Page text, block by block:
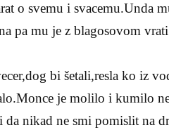
o svemu i svacemu.Unda
pa mu je z blagosovom
bi šetali,resla ko iz
je molilo i kumilo
da nikad ne smi pomislit na